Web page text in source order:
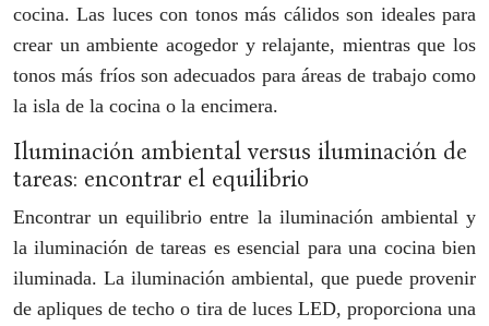
cocina. Las luces con tonos más cálidos son ideales para
crear un ambiente acogedor y relajante, mientras que los
tonos más fríos son adecuados para áreas de trabajo como
la isla de la cocina o la encimera.
Iluminación ambiental versus iluminación de
tareas: encontrar el equilibrio
Encontrar un equilibrio entre la iluminación ambiental y
la iluminación de tareas es esencial para una cocina bien
iluminada. La iluminación ambiental, que puede provenir
de apliques de techo o tira de luces LED, proporciona una